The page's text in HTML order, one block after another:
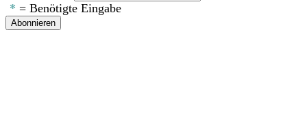
* = Benötigte Eingabe